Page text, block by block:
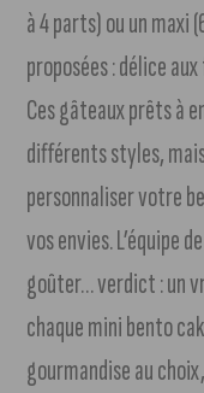
à 4 parts) ou un maxi
proposées : délice
Ces gâteaux prêts à
différents styles,
personnaliser votre
vos envies. L’équipe
goûter… verdict : un
chaque mini bento
gourmandise au